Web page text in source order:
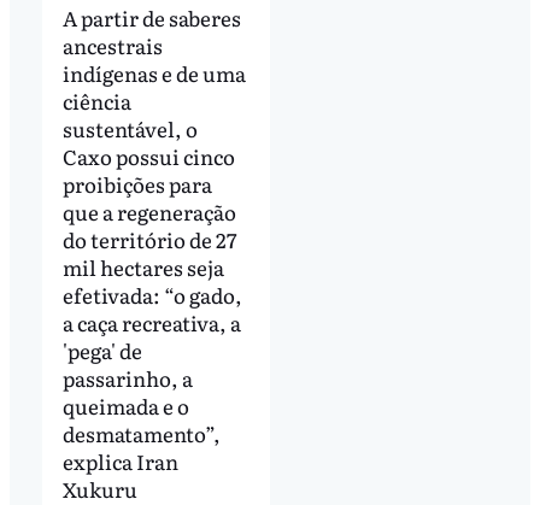
A partir de saberes
ancestrais
indígenas e de uma
ciência
sustentável, o
Caxo possui cinco
proibições para
que a regeneração
do território de 27
mil hectares seja
efetivada: “o gado,
a caça recreativa, a
'pega' de
passarinho, a
queimada e o
desmatamento”,
explica Iran
Xukuru